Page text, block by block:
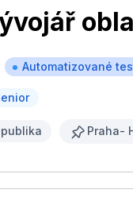
Automatizované
Praha-